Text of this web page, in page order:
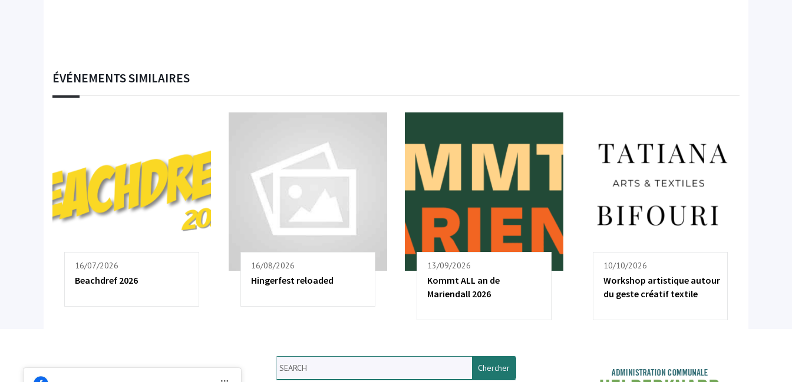
ÉVÉNEMENTS SIMILAIRES
16/07/2026
Beachdref 2026
16/08/2026
Hingerfest reloaded
13/09/2026
Kommt ALL an de
Mariendall 2026
10/10/2026
Workshop artistique autour
du geste créatif textile
Search